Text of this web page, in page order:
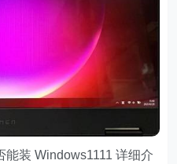
装 Windows1111 详细介